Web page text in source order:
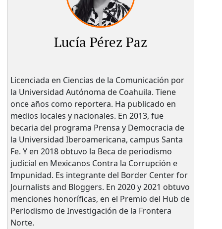
Lucía Pérez Paz
Licenciada en Ciencias de la Comunicación por
la Universidad Autónoma de Coahuila. Tiene
once años como reportera. Ha publicado en
medios locales y nacionales. En 2013, fue
becaria del programa Prensa y Democracia de
la Universidad Iberoamericana, campus Santa
Fe. Y en 2018 obtuvo la Beca de periodismo
judicial en Mexicanos Contra la Corrupción e
Impunidad. Es integrante del Border Center for
Journalists and Bloggers. En 2020 y 2021 obtuvo
menciones honoríficas, en el Premio del Hub de
Periodismo de Investigación de la Frontera
Norte.